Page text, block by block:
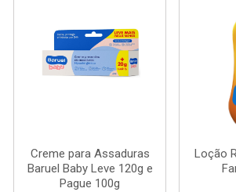
Creme para Assaduras
Baruel Baby Leve 120g e
Pague 100g
Loção